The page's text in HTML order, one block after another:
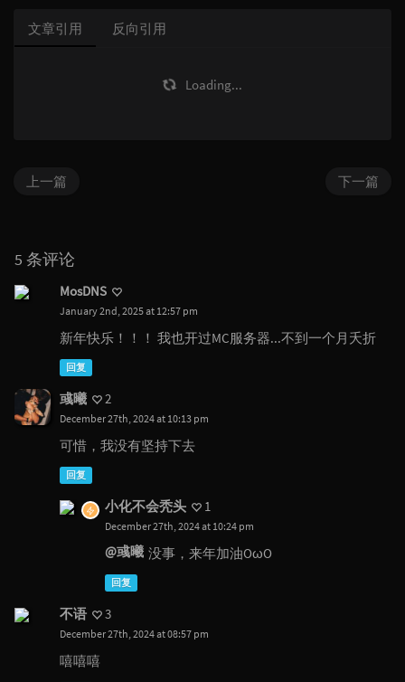
文章引用 反向引用
Loading...
下一篇
上一篇
5 条评论
MosDNS
January 2nd, 2025 at 12:57 pm
新年快乐！！！ 我也开过MC服务器...不到一个月夭折
回复
彧曦 2
December 27th, 2024 at 10:13 pm
可惜，我没有坚持下去
回复
小化不会秃头 1
December 27th, 2024 at 10:24 pm
@彧曦 没事，来年加油OωO
回复
不语 3
December 27th, 2024 at 08:57 pm
嘻嘻嘻